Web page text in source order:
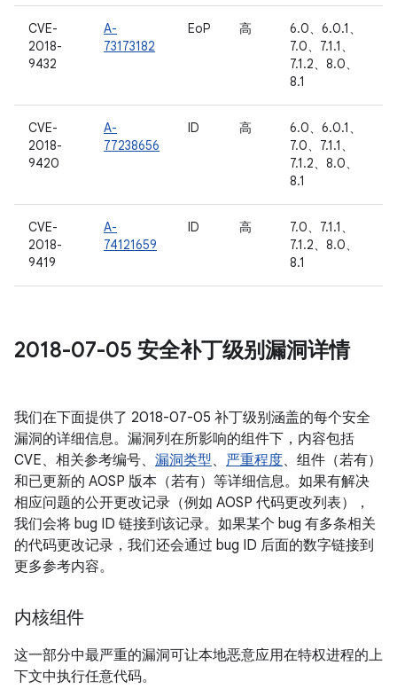
CVE-
2018-
9432
A-
73173182
EoP 高
6.0、6.0.1、
7.0、7.1.1、
7.1.2、8.0、
8.1
CVE-
2018-
9420
A-
77238656
ID 高
6.0、6.0.1、
7.0、7.1.1、
7.1.2、8.0、
8.1
CVE-
2018-
9419
A-
74121659
ID 高
7.0、7.1.1、
7.1.2、8.0、
8.1
2018-07-05 安全补丁级别漏洞详情
我们在下面提供了 2018-07-05 补丁级别涵盖的每个安全
漏洞的详细信息。漏洞列在所影响的组件下，内容包括
CVE、相关参考编号、 漏洞类型、 严重程度、组件（若有）
和已更新的 AOSP 版本（若有）等详细信息。如果有解决
相应问题的公开更改记录（例如 AOSP 代码更改列表），
我们会将 bug ID 链接到该记录。如果某个 bug 有多条相关
的代码更改记录，我们还会通过 bug ID 后面的数字链接到
更多参考内容。
内核组件
这一部分中最严重的漏洞可让本地恶意应用在特权进程的上
下文中执行任意代码。